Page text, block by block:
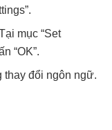
mục “Set
“OK”.
thay đổi ngôn ngữ.